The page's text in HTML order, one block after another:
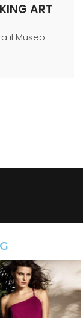
ART
il Museo